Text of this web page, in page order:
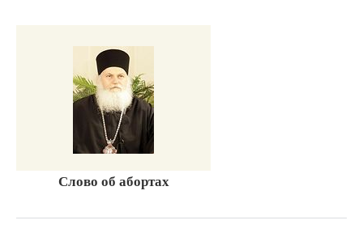
Слово об абортах